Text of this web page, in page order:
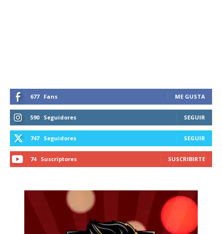
tobacco harm reduction in your email.
677 Fans ME GUSTA
590 Seguidores SEGUIR
747 Seguidores SEGUIR
74 Suscriptores SUSCRIBIRTE